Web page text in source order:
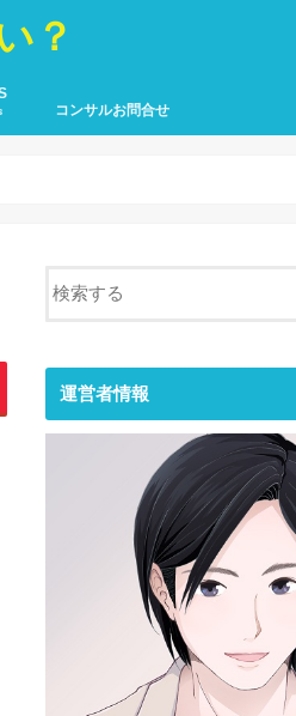
？
コンサルお問合せ
運営者情報